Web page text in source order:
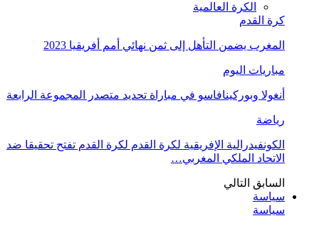
الكرة العالمية
كرة القدم
المغرب يضمن التأهل إلى ثمن نهائي أمم أفريقيا 2023
مباريات اليوم
أنغولا وبوركينافاسو في مباراة تحديد متصدر المجموعة الرابعة
رياضة
الكونفيدرالية الإفريقية لكرة القدم لكرة القدم تفتح تحقيقا ضد
الاتحاد الملكي المغربي…
السابق التالي
سياسة
سياسة